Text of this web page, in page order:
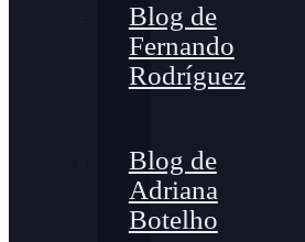
Blog de
Fernando
Rodríguez
Blog de
Adriana
Botelho